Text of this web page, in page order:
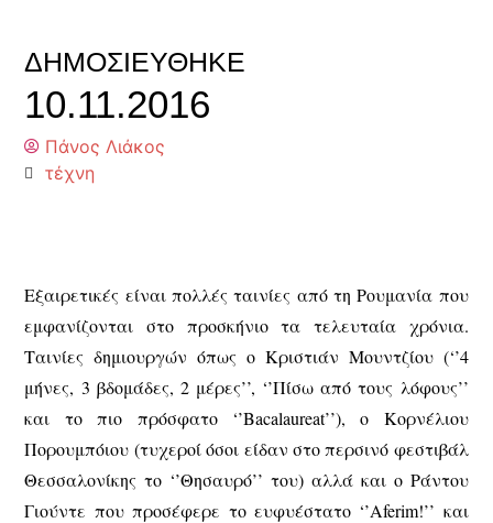
ΔΗΜΟΣΙΕΎΘΗΚΕ
10.11.2016
Πάνος Λιάκος
τέχνη
Εξαιρετικές είναι πολλές ταινίες από τη Ρουμανία που
εμφανίζονται στο προσκήνιο τα τελευταία χρόνια.
Ταινίες δημιουργών όπως ο Κριστιάν Μουντζίου (‘’4
μήνες, 3 βδομάδες, 2 μέρες’’, ‘’Πίσω από τους λόφους’’
και το πιο πρόσφατο ‘’Bacalaureat’’), ο Κορνέλιου
Πορουμπόιου (τυχεροί όσοι είδαν στο περσινό φεστιβάλ
Θεσσαλονίκης το ‘’Θησαυρό’’ του) αλλά και ο Ράντου
Γιούντε που προσέφερε το ευφυέστατο ‘’Aferim!’’ και